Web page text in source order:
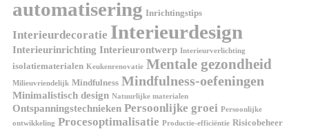
automatisering Inrichtingstips
Interieurdecoratie Interieurdesign
Interieurinrichting Interieurontwerp Interieurverlichting
isolatiematerialen Keukenrenovatie Mentale gezondheid
Milieuvriendelijk Mindfulness Mindfulness-oefeningen
Minimalistisch design Natuurlijke materialen
Ontspanningstechnieken Persoonlijke groei Persoonlijke
ontwikkeling Procesoptimalisatie Productie-efficiëntie Risicobeheer